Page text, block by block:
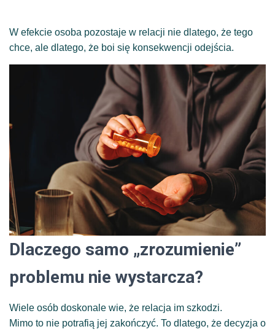
W efekcie osoba pozostaje w relacji nie dlatego, że tego
chce, ale dlatego, że boi się konsekwencji odejścia.
Dlaczego samo „zrozumienie”
problemu nie wystarcza?
Wiele osób doskonale wie, że relacja im szkodzi.
Mimo to nie potrafią jej zakończyć. To dlatego, że decyzja o